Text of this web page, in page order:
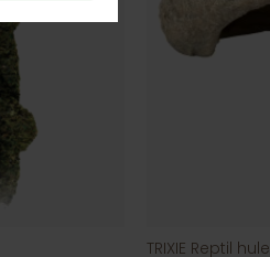
TRIXIE Reptil hule